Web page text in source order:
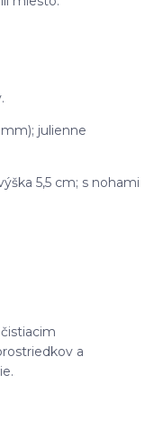
julienne
5,5 cm; s nohami
a